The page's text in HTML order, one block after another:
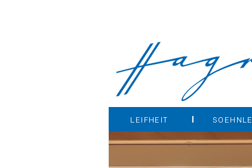
LEIFHEIT SOEHNLE